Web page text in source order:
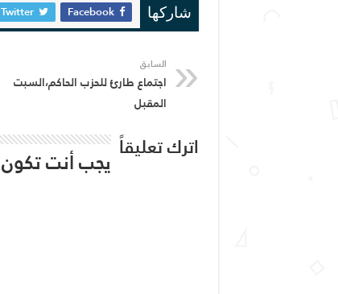
شاركها Facebook
Twitter
السابق
اجتماع طارئ للحزب الحاكم،السبت
المقبل
اترك تعليقاً يجب أنت تكون